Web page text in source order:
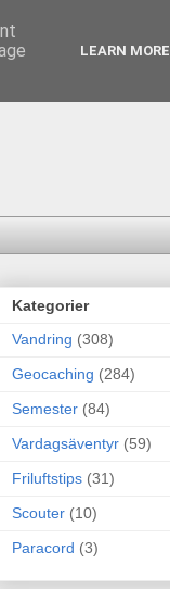
Kategorier
Vandring (308)
Geocaching (284)
Semester (84)
Vardagsäventyr (59)
Friluftstips (31)
Scouter (10)
Paracord (3)
LEARN MORE